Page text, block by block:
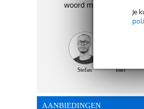
Je
woord met het beste
Stefan Bart
AANBIEDINGEN